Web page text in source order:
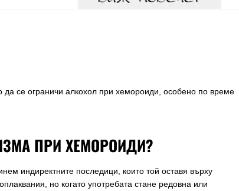
да се ограничи алкохол при хемороиди, особено по време
ПРИ ХЕМОРОИДИ?
индиректните последици, които той оставя върху
но когато употребата стане редовна или